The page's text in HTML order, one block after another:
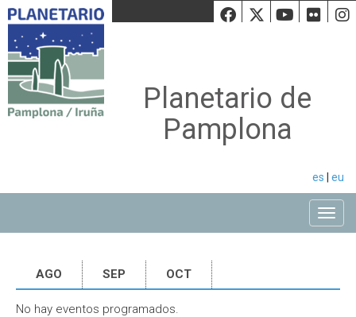
Facebook
Twiiter
Planetario de
Pamplona
es eu
AGO SEP OCT
No hay eventos programados.